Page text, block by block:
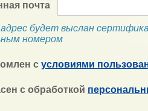
почта
будет выслан
номером
с условиями
с обработкой